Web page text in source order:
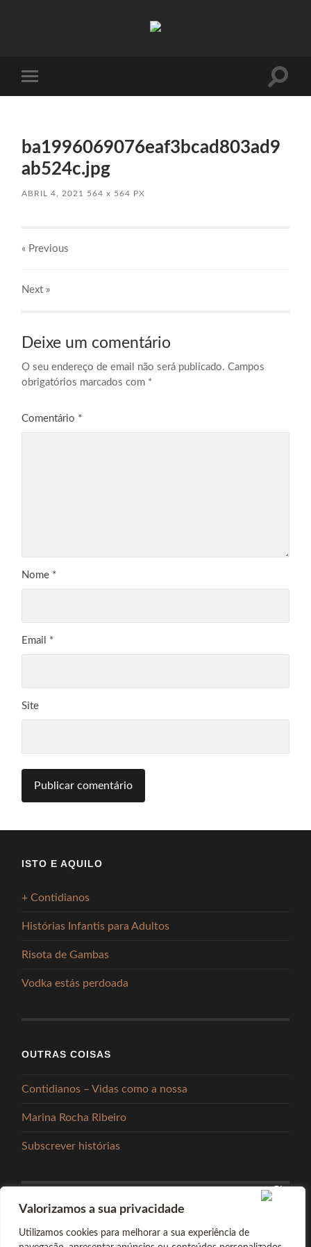
Valorizamos a sua privacidade
Utilizamos cookies para melhorar a sua experiência de
mobile
Toggle
ba1996069076eaf3bcad803ad9
ab524c.jpg
ABRIL 4, 2021 564x 564 PX
« Previous
Next »
Deixe um comentário
O seu endereço de email não será publicado. Campos
obrigatórios marcados com *
Comentário *
Nome *
Email *
Site
ISTO E AQUILO
+ Contidianos
Histórias Infantis para Adultos
Risota de Gambas
Vodka estás perdoada
OUTRAS COISAS
Contidianos – Vidas como a nossa
Marina Rocha Ribeiro
Subscrever histórias